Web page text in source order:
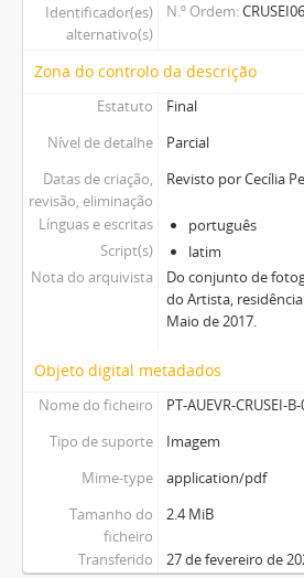
Identificador(es)
alternativo(s)
N.º Ordem
Zona do controlo da descrição
Estatuto
Final
Nível de detalhe
Parcial
Datas de criação,
revisão, eliminação
Revisto por Cecília
Línguas e escritas
português
Script(s)
latim
Nota do arquivista
Do conjunto de
do Artista,
Maio de 2017.
Objeto digital metadados
Nome do ficheiro
PT-AUEVR-CRUSEI-
Tipo de suporte
Imagem
Mime-type
application/pdf
Tamanho do
ficheiro
2.4 MiB
Transferido 27 de fevereiro de